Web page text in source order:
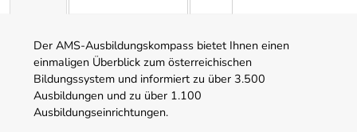
Der AMS-Ausbildungskompass bietet Ihnen einen
einmaligen Überblick zum österreichischen
Bildungssystem und informiert zu über 3.500
Ausbildungen und zu über 1.100
Ausbildungseinrichtungen.